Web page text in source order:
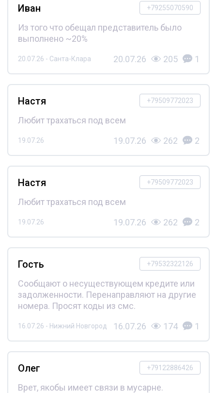
+79255070590
Иван
Из того что обещал представитель было
выполнено ~20%
20.07.26 - Санта-Клара 20.07.26 205 1
+79509772023
Настя
Любит трахаться под всем
19.07.26 19.07.26 262 2
+79509772023
Настя
Любит трахаться под всем
19.07.26 19.07.26 262 2
+79532322126
Гость
Сообщают о несуществующем кредите или
задолженности. Перенаправляют на другие
номера. Просят коды из смс.
16.07.26 - Нижний Новгород 16.07.26 174 1
+79122886426
Олег
Врет, якобы имеет связи в мусарне.